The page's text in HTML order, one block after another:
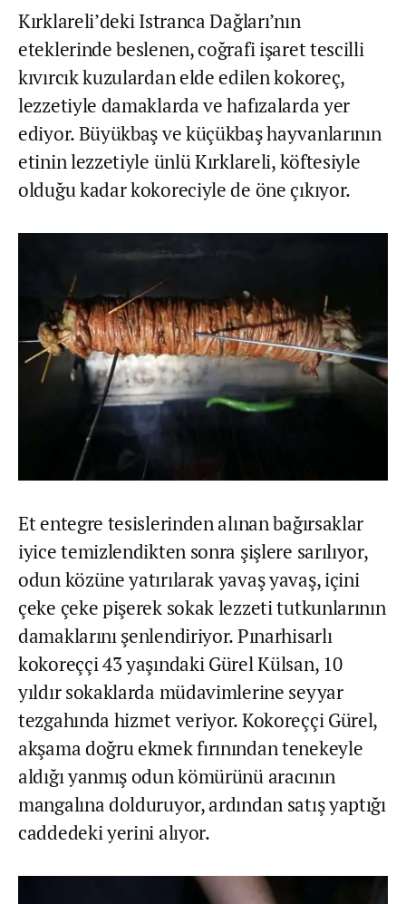
Kırklareli’deki Istranca Dağları’nın
eteklerinde beslenen, coğrafi işaret tescilli
kıvırcık kuzulardan elde edilen kokoreç,
lezzetiyle damaklarda ve hafızalarda yer
ediyor. Büyükbaş ve küçükbaş hayvanlarının
etinin lezzetiyle ünlü Kırklareli, köftesiyle
olduğu kadar kokoreciyle de öne çıkıyor.
Et entegre tesislerinden alınan bağırsaklar
iyice temizlendikten sonra şişlere sarılıyor,
odun közüne yatırılarak yavaş yavaş, içini
çeke çeke pişerek sokak lezzeti tutkunlarının
damaklarını şenlendiriyor. Pınarhisarlı
kokoreççi 43 yaşındaki Gürel Külsan, 10
yıldır sokaklarda müdavimlerine seyyar
tezgahında hizmet veriyor. Kokoreççi Gürel,
akşama doğru ekmek fırınından tenekeyle
aldığı yanmış odun kömürünü aracının
mangalına dolduruyor, ardından satış yaptığı
caddedeki yerini alıyor.